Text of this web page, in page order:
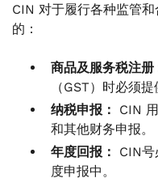
CIN 对于履行各种监管
的：
商品及服务税注册
（GST）时必须提
纳税申报：
CIN
和其他财务申报。
年度回报：
CIN
度申报中。